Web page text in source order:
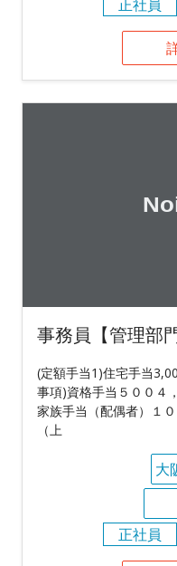
正社員
事務員【管理部
(定額手当1)住宅手当
事項)資格手当５００４
家族手当（配偶者）１
（上
大
正社員